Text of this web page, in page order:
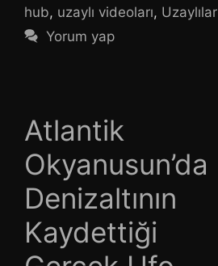
hub, uzaylı videoları, Uzaylılar
Yorum yap
Atlantik
Okyanusun’da
Denizaltının
Kaydettiği